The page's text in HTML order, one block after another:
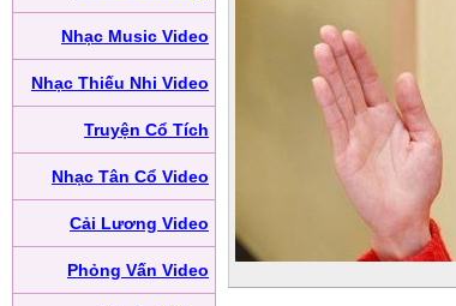
Nhạc Music Video
Nhạc Thiếu Nhi Video
Truyện Cổ Tích
Nhạc Tân Cổ Video
Cải Lương Video
Phỏng Vấn Video